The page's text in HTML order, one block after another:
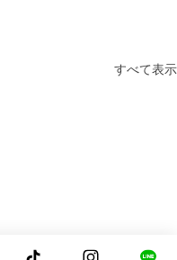
すべて表示